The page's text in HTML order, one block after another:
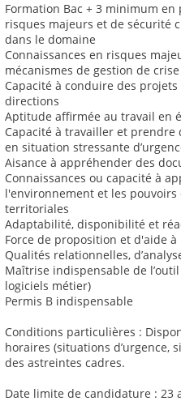
Formation Bac + 3 minimum
risques majeurs et de sécurité
dans le domaine
Connaissances en risques
mécanismes de gestion de crise
Capacité à conduire des
directions
Aptitude affirmée au travail en
Capacité à travailler et prendre
en situation stressante
Aisance à appréhender des
Connaissances ou capacité à
l'environnement et les
territoriales
Adaptabilité, disponibilité et
Force de proposition et d'aide à
Qualités relationnelles,
Maîtrise indispensable de
logiciels métier)
Permis B indispensable
Conditions particulières :
horaires (situations d’urgence,
des astreintes cadres.
Date limite de candidature : 23